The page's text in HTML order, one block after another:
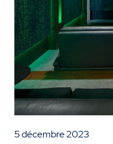
5 décembre 2023